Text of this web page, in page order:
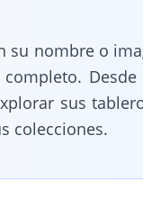
su nombre o
Desde
sus
colecciones.